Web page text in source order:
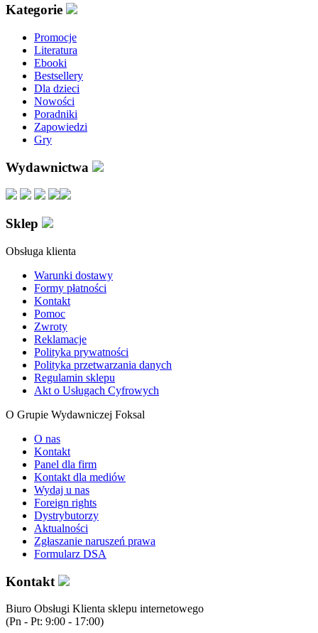
Kategorie
Promocje
Literatura
Ebooki
Bestsellery
Dla dzieci
Nowości
Poradniki
Zapowiedzi
Gry
Wydawnictwa
Sklep
Obsługa klienta
Warunki dostawy
Formy płatności
Kontakt
Pomoc
Zwroty
Reklamacje
Polityka prywatności
Polityka przetwarzania danych
Regulamin sklepu
Akt o Usługach Cyfrowych
O Grupie Wydawniczej Foksal
O nas
Kontakt
Panel dla firm
Kontakt dla mediów
Wydaj u nas
Foreign rights
Dystrybutorzy
Aktualności
Zgłaszanie naruszeń prawa
Formularz DSA
Kontakt
Biuro Obsługi Klienta sklepu internetowego
(Pn - Pt: 9:00 - 17:00)